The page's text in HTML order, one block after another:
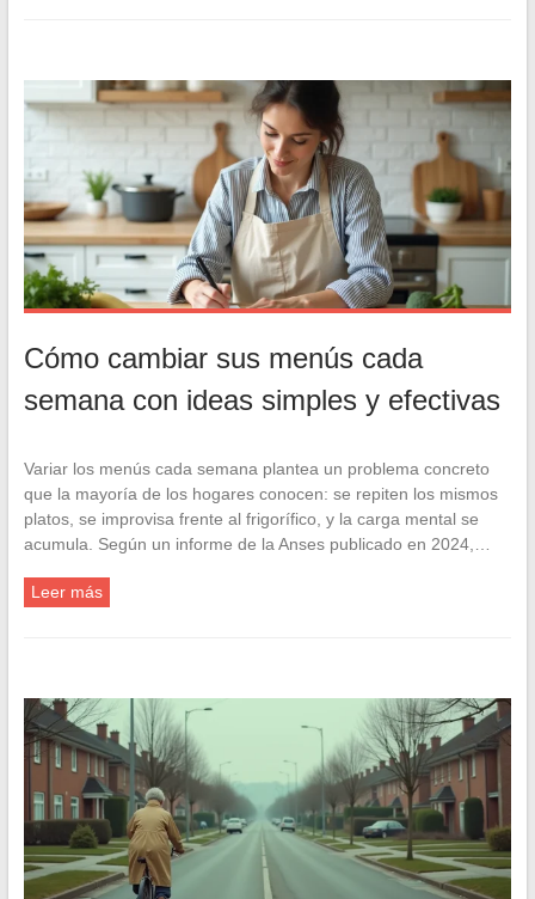
Cómo cambiar sus menús cada
semana con ideas simples y efectivas
Variar los menús cada semana plantea un problema concreto
que la mayoría de los hogares conocen: se repiten los mismos
platos, se improvisa frente al frigorífico, y la carga mental se
acumula. Según un informe de la Anses publicado en 2024,…
Leer más